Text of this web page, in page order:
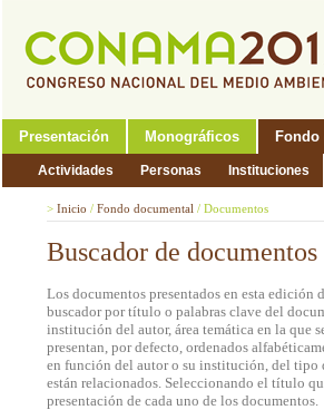
Presentación Monográficos Fondo
Actividades Personas Instituciones
> Inicio / Fondo documental / Documentos
Buscador de documentos
Los documentos presentados en esta edición
buscador por título o palabras clave del
institución del autor, área temática en la que
presentan, por defecto, ordenados
en función del autor o su institución, del tipo
están relacionados. Seleccionando el título
presentación de cada uno de los documentos.